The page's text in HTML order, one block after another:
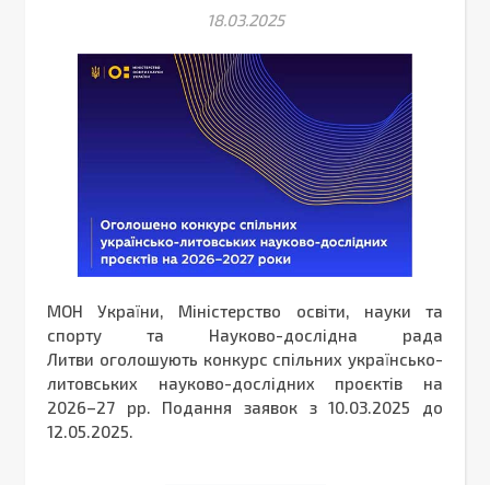
18.03.2025
МОН України, Міністерство освіти, науки та
спорту та Науково-дослідна рада
Литви оголошують конкурс спільних українсько-
литовських науково-дослідних проєктів на
2026–27 рр. Подання заявок з 10.03.2025 до
12.05.2025.